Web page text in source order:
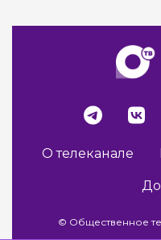
О телеканале
© Общественное